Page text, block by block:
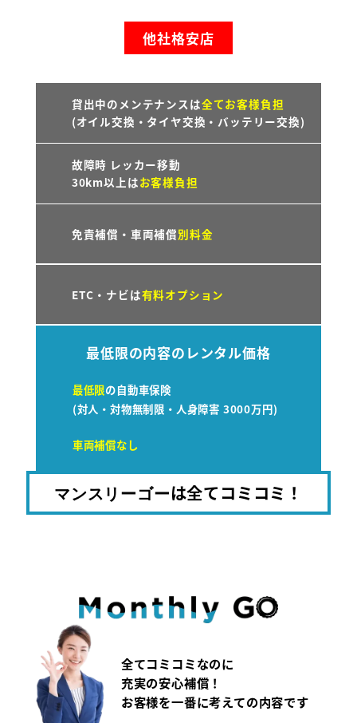
他社格安店
貸出中のメンテナンスは全てお客様負担
(オイル交換・タイヤ交換・バッテリー交換)
故障時 レッカー移動
30km以上はお客様負担
免責補償・車両補償別料金
ETC・ナビは有料オプション
最低限の内容のレンタル価格
最低限の自動車保険
(対人・対物無制限・人身障害 3000万円)
車両補償なし
マンスリーゴーは全てコミコミ！
全てコミコミなのに
充実の安心補償！
お客様を一番に考えての内容です